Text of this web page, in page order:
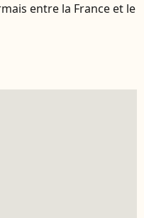
entre la France et le